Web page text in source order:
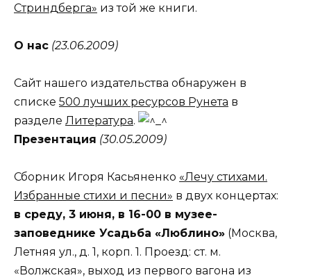
Стриндберга» из той же книги.
О нас (23.06.2009)
Сайт нашего издательства обнаружен в
списке 500 лучших ресурсов Рунета в
разделе Литература.
Презентация (30.05.2009)
Сборник Игоря Касьяненко «Лечу стихами.
Избранные стихи и песни» в двух концертах:
в среду, 3 июня, в 16-00 в музее-
заповеднике Усадьба «Люблино» (Москва,
Летняя ул., д. 1, корп. 1. Проезд: ст. м.
«Волжская», выход из первого вагона из